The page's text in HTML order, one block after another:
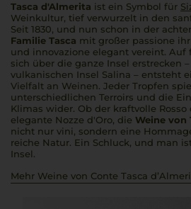
Tasca d'Almerita ist ein Symbol für
Weinkultur, tief verwurzelt in den
Seit 1830, und nun schon in der
Familie Tasca mit großer passione
und innovazione elegant vereint. Auf
sich über die ganze Insel erstrecken
vulkanischen Insel Salina – entsteht
Vielfalt an Weinen. Jeder Tropfen
unterschiedlichen Terroirs und die
Klimas wider. Ob der kraftvolle Rosso
elegante Nozze d'Oro, die Weine von
nicht nur vini, sondern eine
reiche Natur. Ein Schluck, und man
Insel.
Mehr Weine von Conte Tasca